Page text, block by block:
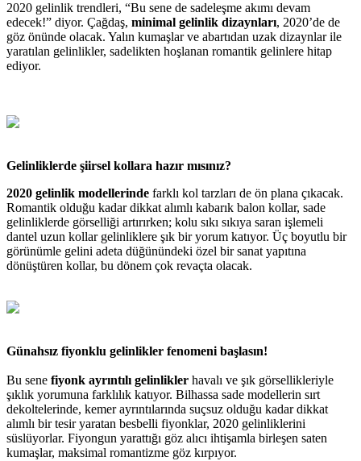
2020 gelinlik trendleri, “Bu sene de sadeleşme akımı devam
edecek!” diyor. Çağdaş, minimal gelinlik dizaynları, 2020’de de
göz önünde olacak. Yalın kumaşlar ve abartıdan uzak dizaynlar ile
yaratılan gelinlikler, sadelikten hoşlanan romantik gelinlere hitap
ediyor.
Gelinliklerde şiirsel kollara hazır mısınız?
2020 gelinlik modellerinde farklı kol tarzları de ön plana çıkacak.
Romantik olduğu kadar dikkat alımlı kabarık balon kollar, sade
gelinliklerde görselliği artırırken; kolu sıkı sıkıya saran işlemeli
dantel uzun kollar gelinliklere şık bir yorum katıyor. Üç boyutlu bir
görünümle gelini adeta düğünündeki özel bir sanat yapıtına
dönüştüren kollar, bu dönem çok revaçta olacak.
Günahsız fiyonklu gelinlikler fenomeni başlasın!
Bu sene fiyonk ayrıntılı gelinlikler havalı ve şık görsellikleriyle
şıklık yorumuna farklılık katıyor. Bilhassa sade modellerin sırt
dekoltelerinde, kemer ayrıntılarında suçsuz olduğu kadar dikkat
alımlı bir tesir yaratan besbelli fiyonklar, 2020 gelinliklerini
süslüyorlar. Fiyongun yarattığı göz alıcı ihtişamla birleşen saten
kumaşlar, maksimal romantizme göz kırpıyor.